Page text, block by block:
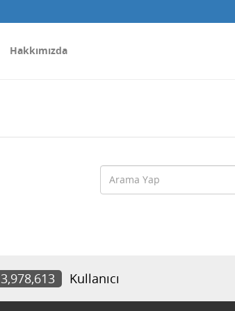
Hakkımızda
3,978,613 Kullanıcı